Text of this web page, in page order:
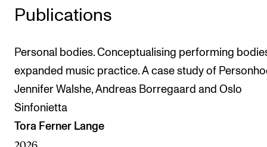
News and Stories
Events and concerts
Current Vacancies
Publications
Personal bodies. Conceptualising performing
expanded music practice. A case study of
Jennifer Walshe, Andreas Borregaard and Oslo
Sinfonietta
Tora Ferner Lange